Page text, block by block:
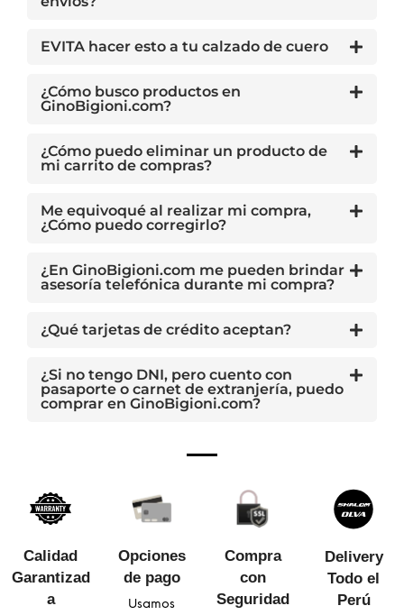
EVITA hacer esto a tu calzado de cuero
¿Cómo busco productos en
GinoBigioni.com?
¿Cómo puedo eliminar un producto de
mi carrito de compras?
Me equivoqué al realizar mi compra,
¿Cómo puedo corregirlo?
¿En GinoBigioni.com me pueden brindar
asesoría telefónica durante mi compra?
¿Qué tarjetas de crédito aceptan?
¿Si no tengo DNI, pero cuento con
pasaporte o carnet de extranjería, puedo
comprar en GinoBigioni.com?
Calidad
Garantizad
a​
Opciones
de pago
Usamos
Compra
con
Seguridad​
Delivery
Todo el
Perú